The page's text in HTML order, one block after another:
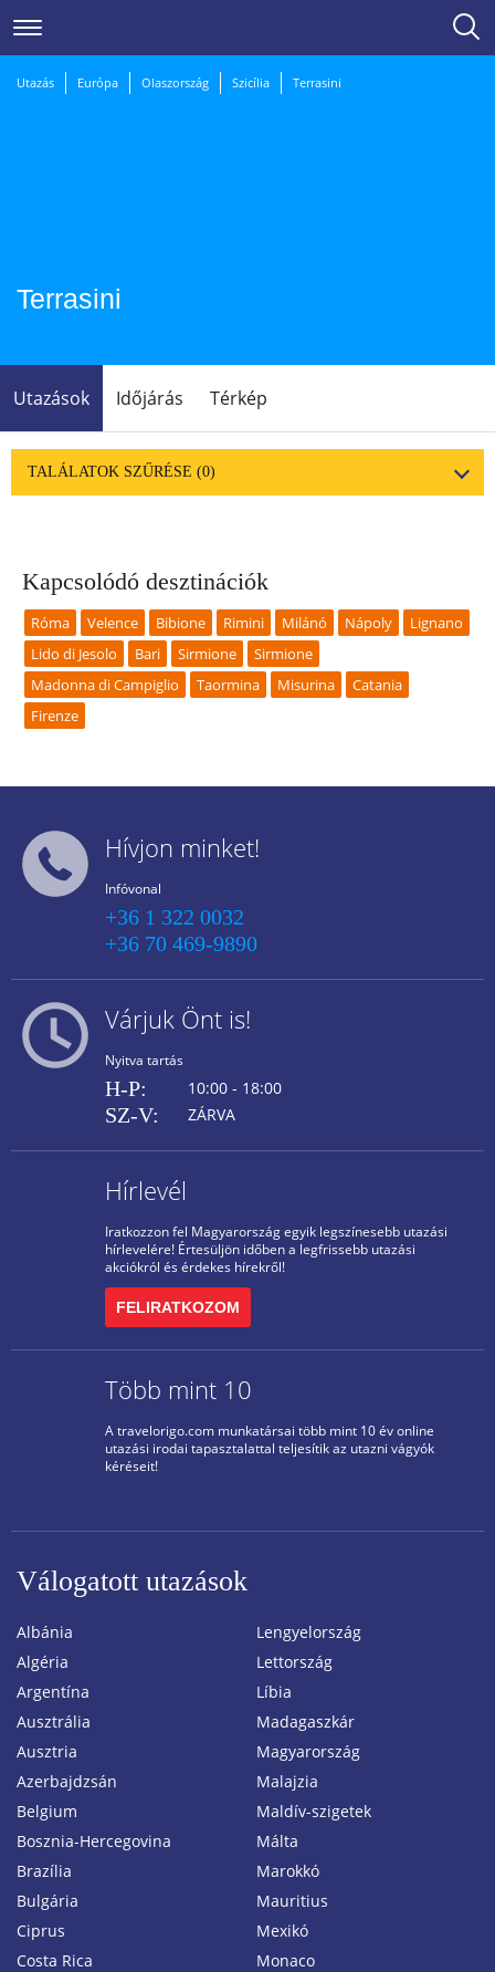
Utazás Európa Olaszország Szicília Terrasini
Terrasini
Utazások Időjárás Térkép
TALÁLATOK SZŰRÉSE (0)
Kapcsolódó desztinációk
Róma Velence Bibione Rimini Milánó Nápoly
Lignano
Lido di Jesolo
Bari Sirmione
Sirmione
Madonna di Campiglio
Taormina Misurina
Catania
Firenze
Hívjon minket!
Infóvonal
+36 1 322 0032
+36 70 469-9890
Várjuk Önt is!
Nyitva tartás
H-P: 10:00 - 18:00
SZ-V: ZÁRVA
Hírlevél
Iratkozzon fel Magyarország egyik legszínesebb utazási
hírlevelére! Értesüljön időben a legfrissebb utazási
akciókról és érdekes hírekről!
FELIRATKOZOM
Több mint 10
A travelorigo.com munkatársai több mint 10 év online
utazási irodai tapasztalattal teljesítik az utazni vágyók
kéréseit!
Válogatott utazások
Albánia
Algéria
Argentína
Ausztrália
Ausztria
Azerbajdzsán
Belgium
Bosznia-Hercegovina
Brazília
Bulgária
Ciprus
Costa Rica
Lengyelország
Lettország
Líbia
Madagaszkár
Magyarország
Malajzia
Maldív-szigetek
Málta
Marokkó
Mauritius
Mexikó
Monaco